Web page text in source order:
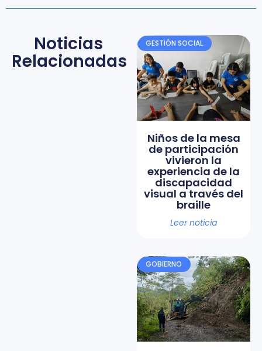
Noticias
Relacionadas
GESTIÓN SOCIAL
Niños de la mesa
de participación
vivieron la
experiencia de la
discapacidad
visual a través del
braille
Leer noticia
GOBIERNO